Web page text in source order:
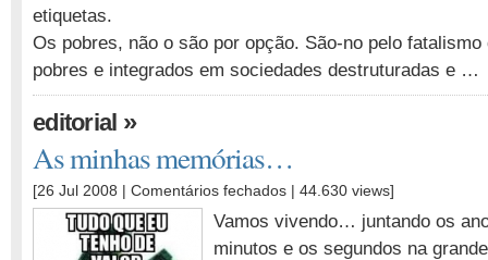
etiquetas.
Os pobres, não o são por opção. São-no pelo
pobres e integrados em sociedades destruturadas e …
editorial »
As minhas memórias…
[26 Jul 2008 | Comentários fechados em
minhas
memórias…
| 44.630 views]
Vamos vivendo… juntando os
minutos e os segundos na